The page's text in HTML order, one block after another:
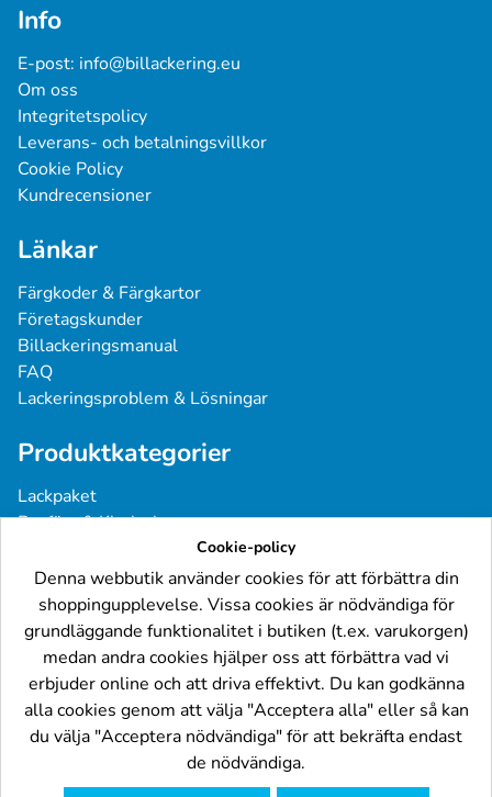
Info
E-post: info@billackering.eu
Om oss
Integritetspolicy
Leverans- och betalningsvillkor
Cookie Policy
Kundrecensioner
Länkar
Färgkoder & Färgkartor
Företagskunder
Billackeringsmanual
FAQ
Lackeringsproblem & Lösningar
Produktkategorier
Lackpaket
Basfärg & Klarlack
Grundfärg & Spackel
Verktyg & Tillbehör
Industri- & Yrkeslack
Följ oss
Cookie-policy
Denna webbutik använder cookies för att förbättra din
shoppingupplevelse. Vissa cookies är nödvändiga för
grundläggande funktionalitet i butiken (t.ex. varukorgen)
medan andra cookies hjälper oss att förbättra vad vi
erbjuder online och att driva effektivt. Du kan godkänna
alla cookies genom att välja "Acceptera alla" eller så kan
du välja "Acceptera nödvändiga" för att bekräfta endast
de nödvändiga.